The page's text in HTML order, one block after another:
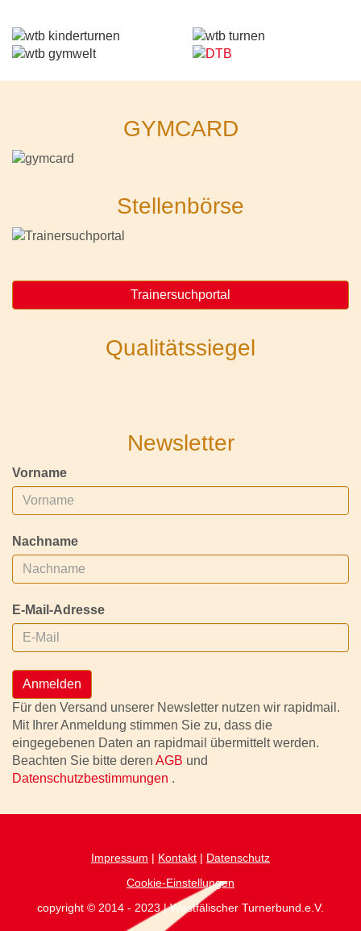
GYMCARD
Stellenbörse
Trainersuchportal
Qualitätssiegel
Newsletter
Vorname
Nachname
E-Mail-Adresse
Anmelden
Für den Versand unserer Newsletter nutzen wir rapidmail.
Mit Ihrer Anmeldung stimmen Sie zu, dass die
eingegebenen Daten an rapidmail übermittelt werden.
Beachten Sie bitte deren AGB und
Datenschutzbestimmungen .
Impressum | Kontakt | Datenschutz
Cookie-Einstellungen
copyright © 2014 - 2023 | Westfälischer Turnerbund.e.V.